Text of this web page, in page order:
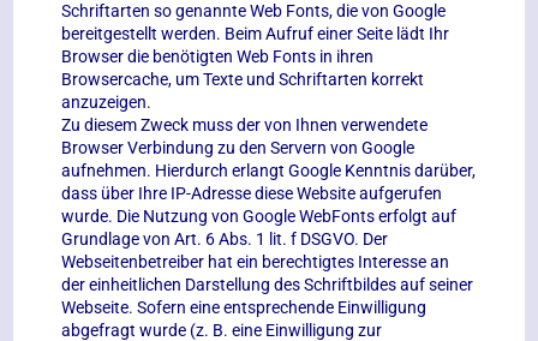
Schriftarten so genannte Web Fonts, die von Google
bereitgestellt werden. Beim Aufruf einer Seite lädt Ihr
Browser die benötigten Web Fonts in ihren
Browsercache, um Texte und Schriftarten korrekt
anzuzeigen.
Zu diesem Zweck muss der von Ihnen verwendete
Browser Verbindung zu den Servern von Google
aufnehmen. Hierdurch erlangt Google Kenntnis darüber,
dass über Ihre IP-Adresse diese Website aufgerufen
wurde. Die Nutzung von Google WebFonts erfolgt auf
Grundlage von Art. 6 Abs. 1 lit. f DSGVO. Der
Webseitenbetreiber hat ein berechtigtes Interesse an
der einheitlichen Darstellung des Schriftbildes auf seiner
Webseite. Sofern eine entsprechende Einwilligung
abgefragt wurde (z. B. eine Einwilligung zur